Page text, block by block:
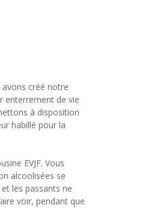
avons créé notre
enterrement de vie
à disposition
habillé pour la
EVJF. Vous
alcoolisées se
les passants ne
voir, pendant que